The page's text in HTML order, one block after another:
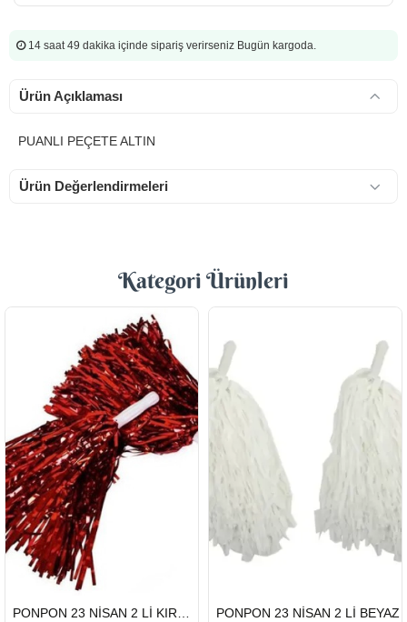
14 saat 49 dakika içinde sipariş verirseniz Bugün kargoda.
Ürün Açıklaması
PUANLI PEÇETE ALTIN
Ürün Değerlendirmeleri
Kategori Ürünleri
HIZLI
GÖNDERİ
PONPON 23 NİSAN 2 Lİ KIRMIZI
HIZLI
GÖNDERİ
PONPON 23 NİSAN 2 Lİ BEYAZ